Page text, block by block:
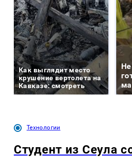
Как выглядит место
крушение вертолета на
Кавказе: смотреть
Технологии
Студент из Сеула